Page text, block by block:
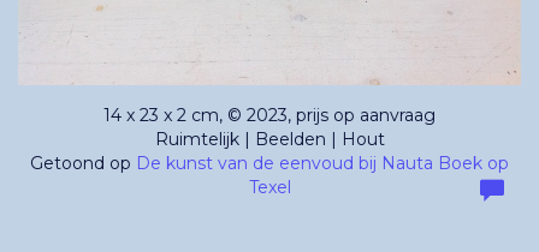
14 x 23 x 2 cm, © 2023, prijs op aanvraag
Ruimtelijk | Beelden | Hout
Getoond op De kunst van de eenvoud bij Nauta Boek op
Texel